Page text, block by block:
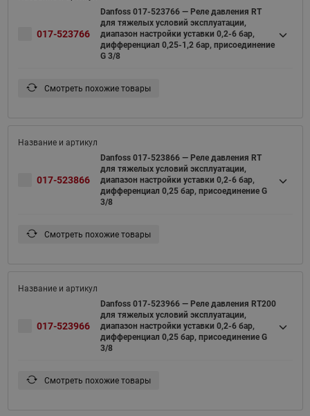
017-523766
Danfoss 017-523766 — Реле давления RT
для тяжелых условий эксплуатации,
диапазон настройки уставки 0,2-6 бар,
дифференциал 0,25-1,2 бар, присоединение
G 3/8
Смотреть похожие товары
017-523866
Danfoss 017-523866 — Реле давления RT
для тяжелых условий эксплуатации,
диапазон настройки уставки 0,2-6 бар,
дифференциал 0,25 бар, присоединение G
3/8
Смотреть похожие товары
017-523966
Danfoss 017-523966 — Реле давления RT200
для тяжелых условий эксплуатации,
диапазон настройки уставки 0,2-6 бар,
дифференциал 0,25 бар, присоединение G
3/8
Смотреть похожие товары